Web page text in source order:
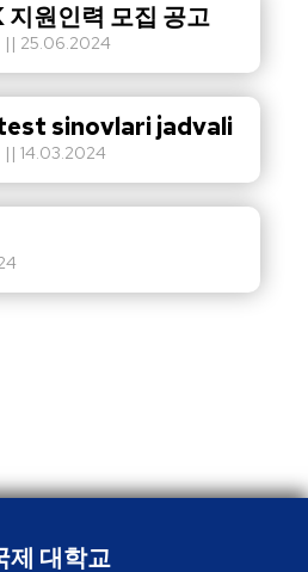
원인력 모집 공고
|| 25.06.2024
sinovlari jadvali
|| 14.03.2024
제 대학교